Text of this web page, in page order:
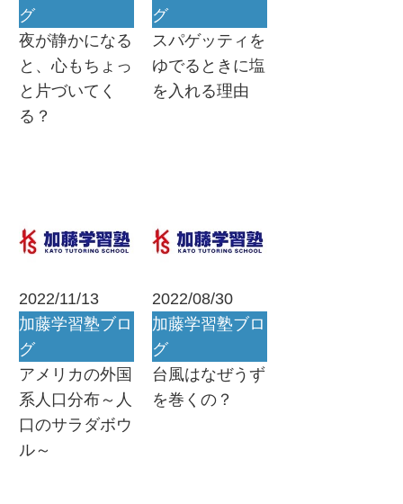
グ
夜が静かになる
と、心もちょっ
と片づいてく
る？
グ
スパゲッティを
ゆでるときに塩
を入れる理由
2022/11/13
加藤学習塾ブロ
グ
アメリカの外国
系人口分布～人
口のサラダボウ
ル～
2022/08/30
加藤学習塾ブロ
グ
台風はなぜうず
を巻くの？